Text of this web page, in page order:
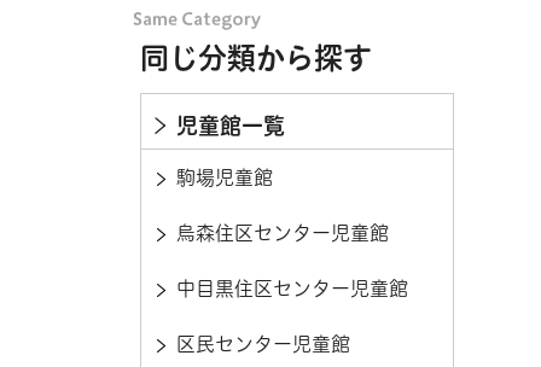
同じ分類から探す
児童館一覧
駒場児童館
烏森住区センター児童館
中目黒住区センター児童館
区民センター児童館